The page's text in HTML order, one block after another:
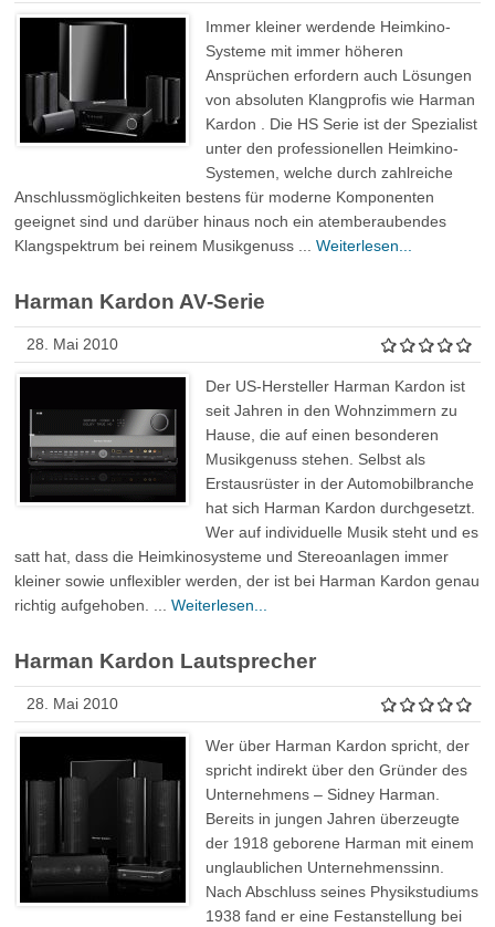
Immer kleiner werdende Heimkino-
Systeme mit immer höheren
Ansprüchen erfordern auch Lösungen
von absoluten Klangprofis wie Harman
Kardon . Die HS Serie ist der Spezialist
unter den professionellen Heimkino-
Systemen, welche durch zahlreiche
Anschlussmöglichkeiten bestens für moderne Komponenten
geeignet sind und darüber hinaus noch ein atemberaubendes
Klangspektrum bei reinem Musikgenuss ...Weiterlesen...
Harman Kardon AV-Serie
28. Mai 2010
Der US-Hersteller Harman Kardon ist
seit Jahren in den Wohnzimmern zu
Hause, die auf einen besonderen
Musikgenuss stehen. Selbst als
Erstausrüster in der Automobilbranche
hat sich Harman Kardon durchgesetzt.
Wer auf individuelle Musik steht und es
satt hat, dass die Heimkinosysteme und Stereoanlagen immer
kleiner sowie unflexibler werden, der ist bei Harman Kardon genau
richtig aufgehoben. ...Weiterlesen...
Harman Kardon Lautsprecher
28. Mai 2010
Wer über Harman Kardon spricht, der
spricht indirekt über den Gründer des
Unternehmens – Sidney Harman.
Bereits in jungen Jahren überzeugte
der 1918 geborene Harman mit einem
unglaublichen Unternehmenssinn.
Nach Abschluss seines Physikstudiums
1938 fand er eine Festanstellung bei